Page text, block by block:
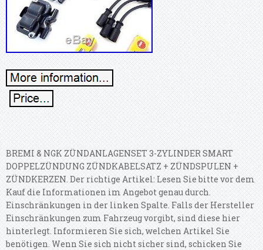
BREMI & NGK ZÜNDANLAGENSET 3-ZYLINDER SMART
DOPPELZÜNDUNG ZÜNDKABELSATZ + ZÜNDSPULEN +
ZÜNDKERZEN. Der richtige Artikel: Lesen Sie bitte vor dem
Kauf die Informationen im Angebot genau durch.
Einschränkungen in der linken Spalte. Falls der Hersteller
Einschränkungen zum Fahrzeug vorgibt, sind diese hier
hinterlegt. Informieren Sie sich, welchen Artikel Sie
benötigen. Wenn Sie sich nicht sicher sind, schicken Sie